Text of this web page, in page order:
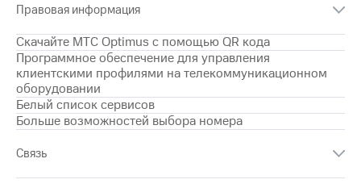
Роуминг
Семейная
группа
Заказать
SIM-
Оформить
на связь
Тарифы
RED,
РИИЛ
и МТС
Супер
дешевле
МТС
Правовая информация
Скачайте МТС Optimus с помощью QR кода
Программное обеспечение для управления
клиентскими профилями на телекоммуникационном
оборудовании
Белый список сервисов
Больше возможностей выбора номера
Связь